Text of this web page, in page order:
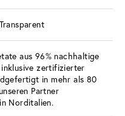
aus 96% nachhaltige
inklusive zertifizierter
in mehr als 80
Partner
Norditalien.